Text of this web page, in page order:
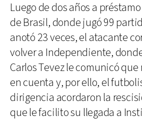
Luego de dos años a
de Brasil, donde jugó 99
anotó 23 veces, el atacante
volver a Independiente,
Carlos Tevez le comunicó
en cuenta y, por ello, el
dirigencia acordaron la
que le facilito su llegada a